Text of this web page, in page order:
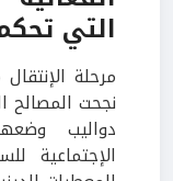
التي
مرحلة
نجحت
دواليب
الإجتماعية